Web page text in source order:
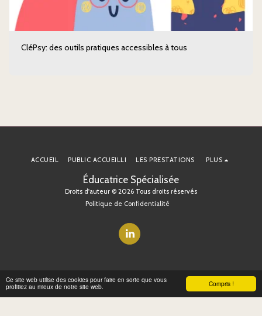
Compris !
Ce site web utilise des cookies pour faire en sorte que vous
profitiez au mieux de notre site web.
CléPsy: des outils pratiques accessibles à tous
Éducatrice Spécialisée
Droits d'auteur © 2026 Tous droits réservés
Politique de Confidentialité
ACCUEIL PUBLIC ACCUEILLI LES PRESTATIONS PLUS